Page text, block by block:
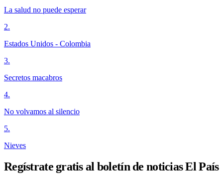
La salud no puede esperar
2.
Estados Unidos - Colombia
3.
Secretos macabros
4.
No volvamos al silencio
5.
Nieves
Regístrate gratis al boletín de noticias El País